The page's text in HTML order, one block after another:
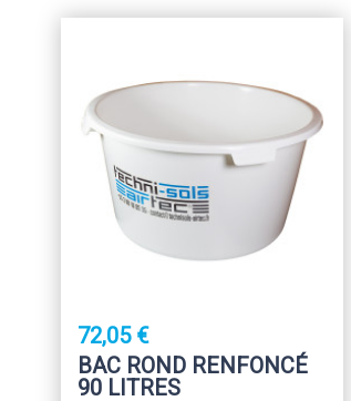
72,05 €
BAC ROND RENFONCÉ
90 LITRES